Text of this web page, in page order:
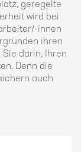
geregelte
wird bei
innen
ihren
Sie darin, Ihren
Denn die
auch